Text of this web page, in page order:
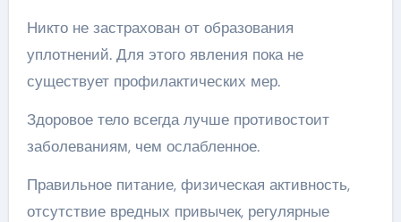
Никто не застрахован от образования
уплотнений. Для этого явления пока не
существует профилактических мер.
Здоровое тело всегда лучше противостоит
заболеваниям, чем ослабленное.
Правильное питание, физическая активность,
отсутствие вредных привычек, регулярные